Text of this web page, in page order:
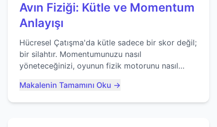
Avın Fiziği: Kütle ve Momentum
Anlayışı
Hücresel Çatışma'da kütle sadece bir skor değil;
bir silahtır. Momentumunuzu nasıl
yöneteceğinizi, oyunun fizik motorunu nasıl
ustalaşacağınızı öğrenin...
Makalenin Tamamını Oku →